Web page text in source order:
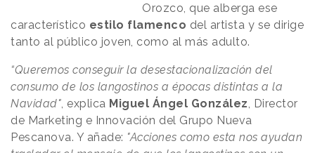
Orozco, que alberga ese
característico estilo flamenco del artista y se dirige
tanto al público joven, como al más adulto.
“Queremos conseguir la desestacionalización del
consumo de los langostinos a épocas distintas a la
Navidad", explica Miguel Ángel González, Director
de Marketing e Innovación del Grupo Nueva
Pescanova. Y añade: "Acciones como esta nos ayudan